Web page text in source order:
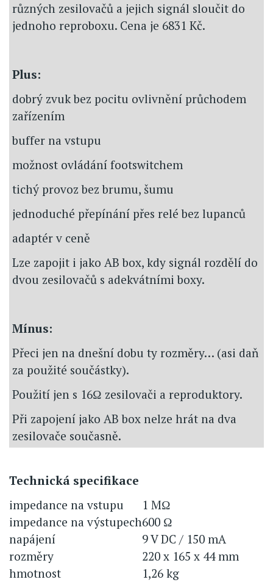
různých zesilovačů a jejich signál sloučit do
jednoho reproboxu. Cena je 6831 Kč.
Plus:
dobrý zvuk bez pocitu ovlivnění průchodem
zařízením
buffer na vstupu
možnost ovládání footswitchem
tichý provoz bez brumu, šumu
jednoduché přepínání přes relé bez lupanců
adaptér v ceně
Lze zapojit i jako AB box, kdy signál rozdělí do
dvou zesilovačů s adekvátními boxy.
Mínus:
Přeci jen na dnešní dobu ty rozměry… (asi daň
za použité součástky).
Použití jen s 16Ω zesilovači a reproduktory.
Při zapojení jako AB box nelze hrát na dva
zesilovače současně.
Technická specifikace
impedance na vstupu
1 MΩ
impedance na výstupech600 Ω
napájení
9 V DC / 150 mA
rozměry
220 x 165 x 44 mm
hmotnost
1,26 kg